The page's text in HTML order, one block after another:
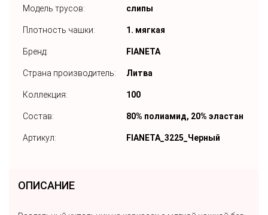
Модель трусов: слипы
Плотность чашки: 1. мягкая
Бренд: FIANETA
Страна производитель: Литва
Коллекция: 100
Состав: 80% полиамид, 20% эластан
Артикул: FIANETA_3225_Черный
ОПИСАНИЕ